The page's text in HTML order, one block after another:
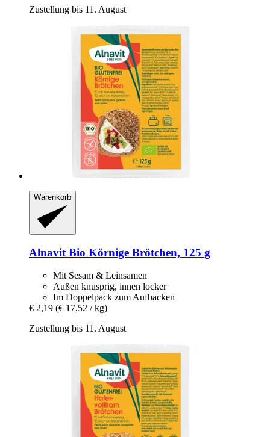
Zustellung bis 11. August
Warenkorb
Alnavit Bio Körnige Brötchen, 125 g
Mit Sesam & Leinsamen
Außen knusprig, innen locker
Im Doppelpack zum Aufbacken
€ 2,19 (€ 17,52 / kg)
Zustellung bis 11. August